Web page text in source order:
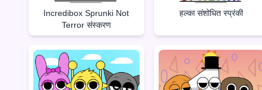
Incredibox Sprunki Not
Terror संस्करण
हल्का संशोधित स्प्रंकी